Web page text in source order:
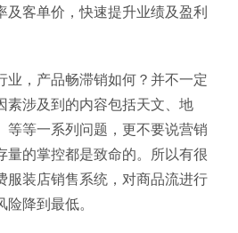
及客单价，快速提升业绩及盈利
业，产品畅滞销如何？并不一定
素涉及到的内容包括天文、地
等等一系列问题，更不要说营销
量的掌控都是致命的。所以有很
服装店销售系统 ，对商品流进行
险降到最低。